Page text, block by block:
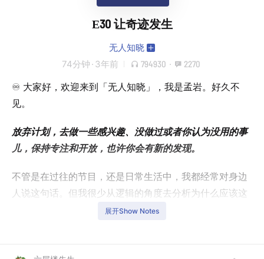
E30 让奇迹发生
无人知晓
74分钟 · 3年前 794930 · 2270
♾️ 大家好，欢迎来到「无人知晓」，我是孟岩。好久不
见。
放弃计划，去做一些感兴趣、没做过或者你认为没用的事
儿，保持专注和开放，也许你会有新的发现。
不管是在过往的节目，还是日常生活中，我都经常对身边
人说这句话。但我很少从逻辑的角度去分析为什么应该这
么做，直到今年上半年，我读到了《为什么伟大不能被计
展开Show Notes